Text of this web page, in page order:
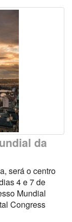
da
será o centro
4 e 7 de
Mundial
Congress